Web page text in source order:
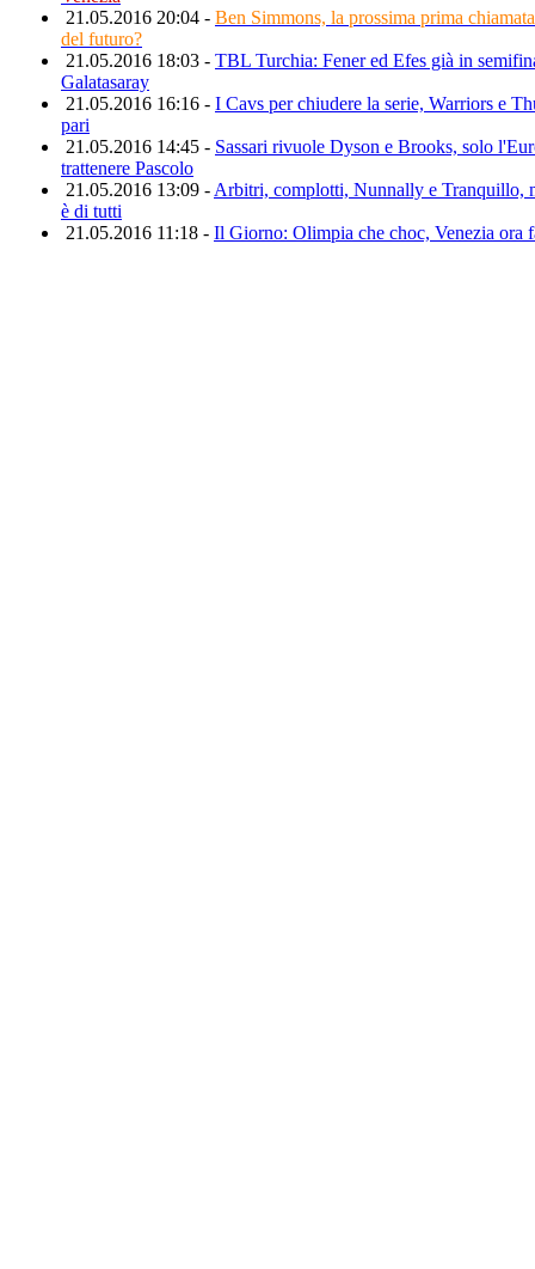
21.05.2016 20:04 - Ben Simmons, la prossima prima
del futuro?
21.05.2016 18:03 - TBL Turchia: Fener ed Efes già in
Galatasaray
21.05.2016 16:16 - I Cavs per chiudere la serie, Warriors e
pari
21.05.2016 14:45 - Sassari rivuole Dyson e Brooks, solo
trattenere Pascolo
21.05.2016 13:09 - Arbitri, complotti, Nunnally e Tranquillo,
è di tutti
21.05.2016 11:18 - Il Giorno: Olimpia che choc, Venezia ora